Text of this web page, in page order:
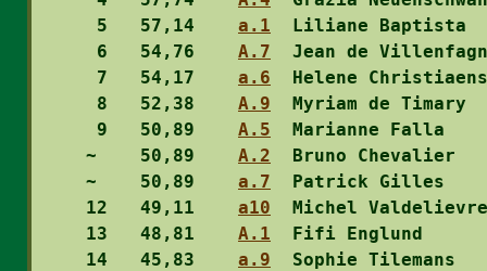
  5
   57,14
a.1
Liliane
  6
   54,76
A.7
Jean de
  7
   54,17
a.6
Helene
  8
   52,38
A.9
Myriam de
  9
   50,89
A.5
Marianne
~
   50,89
A.2
Bruno
~
   50,89
a.7
Patrick
12
   49,11
a10
Michel
13
   48,81
A.1
Fifi Englund
14
   45,83
a.9
Sophie Tilemans